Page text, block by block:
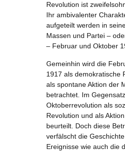
Revolution ist
Ihr ambivalenter
aufgeteilt werden in
Massen und Partei –
– Februar und Oktober
Gemeinhin wird die
1917 als demokratische
als spontane Aktion der
betrachtet. Im
Oktoberrevolution als
Revolution und als
beurteilt. Doch diese
verfälscht die
Ereignisse wie auch die